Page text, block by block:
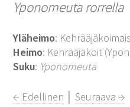
Yponomeuta rorrella
Yläheimo:
Heimo: Kehrääjäkoit
Suku: Yponomeuta
← Edellinen │Seuraava →